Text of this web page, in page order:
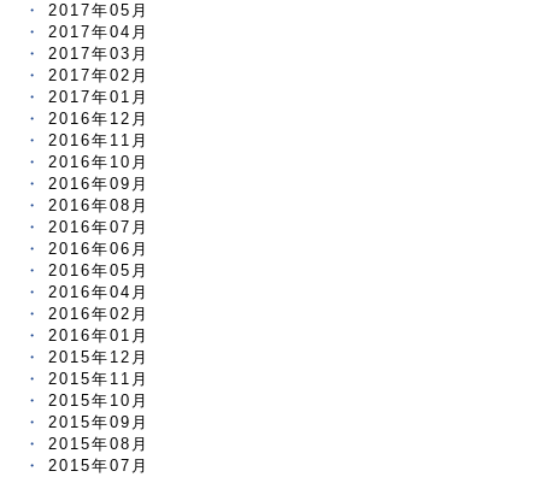
2017年05月
2017年04月
2017年03月
2017年02月
2017年01月
2016年12月
2016年11月
2016年10月
2016年09月
2016年08月
2016年07月
2016年06月
2016年05月
2016年04月
2016年02月
2016年01月
2015年12月
2015年11月
2015年10月
2015年09月
2015年08月
2015年07月